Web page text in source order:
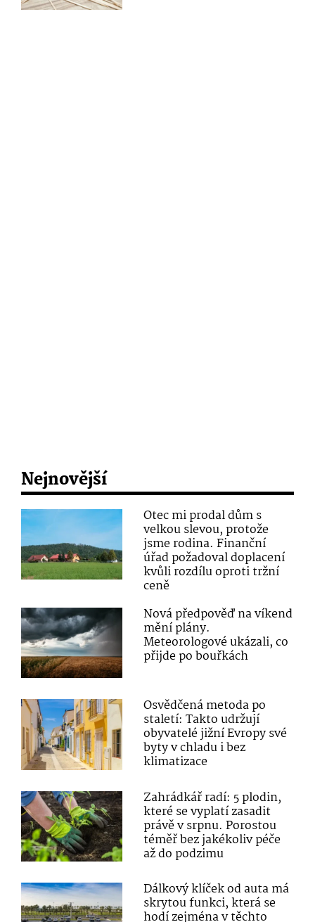
Nejnovější
Otec mi prodal dům s
velkou slevou, protože
jsme rodina. Finanční
úřad požadoval doplacení
kvůli rozdílu oproti tržní
ceně
Nová předpověď na víkend
mění plány.
Meteorologové ukázali, co
přijde po bouřkách
Osvědčená metoda po
staletí: Takto udržují
obyvatelé jižní Evropy své
byty v chladu i bez
klimatizace
Zahrádkář radí: 5 plodin,
které se vyplatí zasadit
právě v srpnu. Porostou
téměř bez jakékoliv péče
až do podzimu
Dálkový klíček od auta má
skrytou funkci, která se
hodí zejména v těchto